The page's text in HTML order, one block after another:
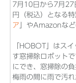
7月10日から7月27
円（税込）となる
ア 」やAmazonな
「HOBOT」はス
す窓掃除ロボット
にでき、窓掃除の
梅雨の間に雨で汚